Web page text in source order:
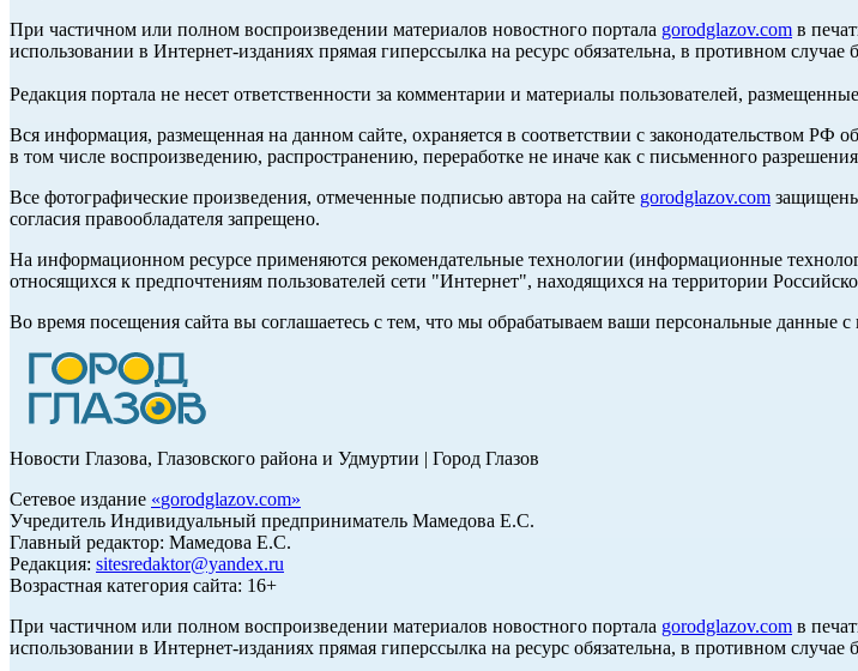
При частичном или полном воспроизведении материалов новостного портала gorodglazov.com в
использовании в Интернет-изданиях прямая гиперссылка на ресурс обязательна, в противном
Редакция портала не несет ответственности за комментарии и материалы пользователей,
Вся информация, размещенная на данном сайте, охраняется в соответствии с законодательством
в том числе воспроизведению, распространению, переработке не иначе как с письменного
Все фотографические произведения, отмеченные подписью автора на сайте gorodglazov.com защищены
согласия правообладателя запрещено.
На информационном ресурсе применяются рекомендательные технологии (информационные
относящихся к предпочтениям пользователей сети "Интернет", находящихся на территории
Во время посещения сайта вы соглашаетесь с тем, что мы обрабатываем ваши персональные данные
Новости Глазова, Глазовского района и Удмуртии | Город Глазов
Сетевое издание «gorodglazov.com»
Учредитель Индивидуальный предприниматель Мамедова Е.С.
Главный редактор: Мамедова Е.С.
Редакция: sitesredaktor@yandex.ru
Возрастная категория сайта: 16+
При частичном или полном воспроизведении материалов новостного портала gorodglazov.com в
использовании в Интернет-изданиях прямая гиперссылка на ресурс обязательна, в противном